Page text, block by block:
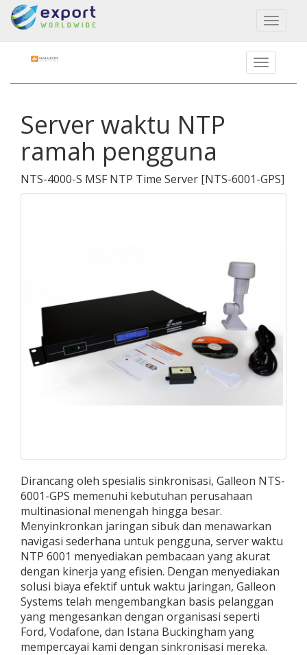
Toggle
Server waktu NTP
ramah pengguna
NTS-4000-S MSF NTP Time Server [NTS-6001-GPS]
Dirancang oleh spesialis sinkronisasi, Galleon NTS-
6001-GPS memenuhi kebutuhan perusahaan
multinasional menengah hingga besar.
Menyinkronkan jaringan sibuk dan menawarkan
navigasi sederhana untuk pengguna, server waktu
NTP 6001 menyediakan pembacaan yang akurat
dengan kinerja yang efisien. Dengan menyediakan
solusi biaya efektif untuk waktu jaringan, Galleon
Systems telah mengembangkan basis pelanggan
yang mengesankan dengan organisasi seperti
Ford, Vodafone, dan Istana Buckingham yang
mempercayai kami dengan sinkronisasi mereka.